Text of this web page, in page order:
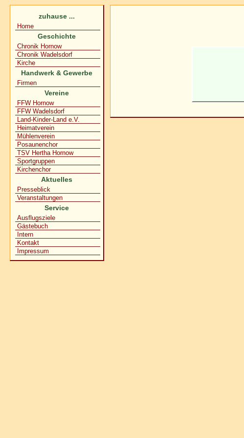
zuhause ...
Home
Geschichte
Chronik Hornow
Chronik Wadelsdorf
Kirche
Handwerk & Gewerbe
Firmen
Vereine
FFW Hornow
FFW Wadelsdorf
Land-Kinder-Land e.V.
Heimatverein
Mühlenverein
Posaunenchor
TSV Hertha Hornow
Sportgruppen
Kirchenchor
Aktuelles
Presseblick
Veranstaltungen
Service
Ausflugsziele
Gästebuch
Intern
Kontakt
Impressum